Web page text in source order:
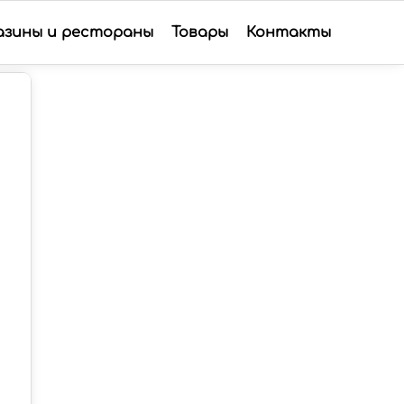
и рестораны Товары Контакты